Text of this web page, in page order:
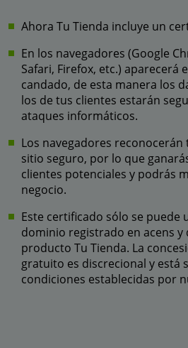
Ahora Tu Tienda incluye un
En los navegadores (Google
Safari, Firefox, etc.) aparecerá
candado, de esta manera los
los de tus clientes estarán
ataques informáticos.
Los navegadores
sitio seguro, por lo que
clientes potenciales y podrás
negocio.
Este certificado sólo se puede
dominio registrado en acens y
producto Tu Tienda. La
gratuito es discrecional y está
condiciones establecidas por